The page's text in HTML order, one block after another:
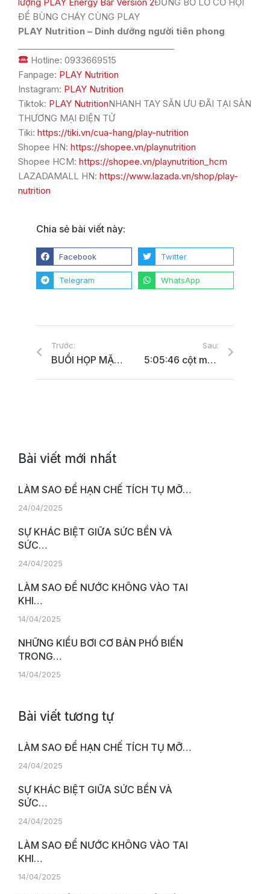
Bài viết mới nhất
LÀM SAO ĐỂ HẠN CHẾ TÍCH TỤ MỠ…
24/04/2025
SỰ KHÁC BIỆT GIỮA SỨC BỀN VÀ
SỨC…
24/04/2025
LÀM SAO ĐỂ NƯỚC KHÔNG VÀO TAI
KHI…
14/04/2025
NHỮNG KIỂU BƠI CƠ BẢN PHỔ BIẾN
TRONG…
14/04/2025
Bài viết tương tự
LÀM SAO ĐỂ HẠN CHẾ TÍCH TỤ MỠ…
24/04/2025
SỰ KHÁC BIỆT GIỮA SỨC BỀN VÀ
SỨC…
24/04/2025
LÀM SAO ĐỂ NƯỚC KHÔNG VÀO TAI
KHI…
14/04/2025
ĐỂ BÙNG CHÁY CÙNG PLAY
PLAY Nutrition – Dinh dưỡng người tiên phong
Hotline: 0933669515
Fanpage: PLAY Nutrition
Instagram: PLAY Nutrition
Tiktok: PLAY NutritionNHANH TAY SĂN ƯU ĐÃI TẠI SÀN
THƯƠNG MẠI ĐIỆN TỬ
Tiki: https://tiki.vn/cua-hang/play-nutrition
Shopee HN: https://shopee.vn/playnutrition
Shopee HCM: https://shopee.vn/playnutrition_hcm
LAZADAMALL HN: https://www.lazada.vn/shop/play-
nutrition
Chia sẻ bài viết này:
Facebook Twitter
Telegram WhatsApp
Trước:
BUỔI HỌP MẶT GIA ĐÌNH PLAY NUTRITION CHIA SẺ CHUYÊN ĐỀ ”DINH DƯỠNG VÀ KỸ NĂNG PLAYERS”
Sau:
5:05:46 cột mốc mang tên Ý chí siêu cường từ Ironman Trần Nhân